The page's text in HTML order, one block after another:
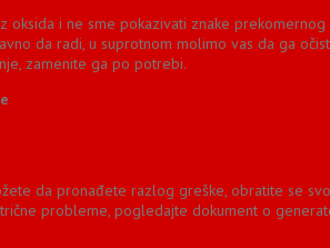
oksida i ne sme pokazivati znake prekomernog
da radi, u suprotnom molimo vas da ga
zamenite ga po potrebi.
da pronađete razlog greške, obratite se
probleme, pogledajte dokument o